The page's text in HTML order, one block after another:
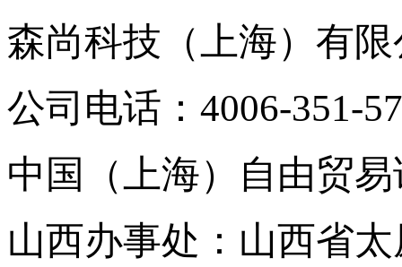
森尚科技（上海）有
公司电话：4006-351-
中国（上海）自由贸
山西办事处：山西省